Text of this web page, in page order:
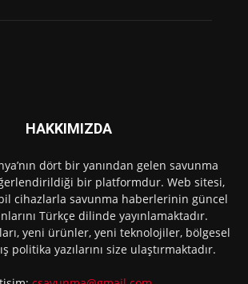
HAKKIMIZDA
dört bir yanından gelen savunma
bir platformdur. Web sitesi,
cihazlarla savunma haberlerinin güncel
Türkçe dilinde yayınlamaktadır.
yeni ürünler, yeni teknolojiler, bölgesel
politika yazılarını size ulaştırmaktadır.